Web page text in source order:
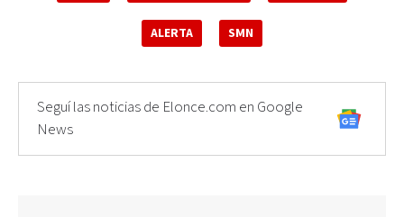
ALERTA SMN
Seguí las noticias de Elonce.com en Google
News